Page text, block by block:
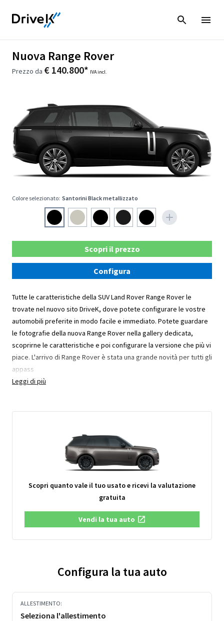
Nuova Range Rover
Prezzo da € 140.800* IVA incl.
Colore selezionato: Santorini Black metallizzato
Scopri il prezzo
Configura
Tutte le caratteristiche della SUV Land Rover Range Rover le
trovate nel nuovo sito DriveK, dove potete configurare le vostre
automobili preferite in modo facile e immediato. Potete guardare
le fotografie della nuova Range Rover nella gallery dedicata,
scoprirne le caratteristiche e poi configurare la versione che più vi
piace. L'arrivo di Range Rover è stata una grande novità per tutti gli
appass
Leggi di più
Scopri quanto vale il tuo usato e ricevi la valutazione
gratuita
Vendi la tua auto
Configura la tua auto
ALLESTIMENTO:
Seleziona l'allestimento